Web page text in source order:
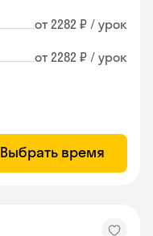
от 2282 ₽ / урок
от 2282 ₽ / урок
Выбрать время